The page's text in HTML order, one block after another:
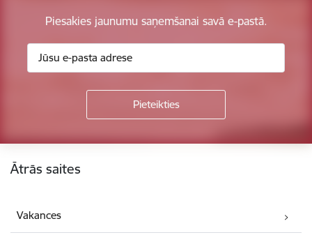
Piesakies jaunumu saņemšanai savā e-pastā.
Ātrās saites
Vakances